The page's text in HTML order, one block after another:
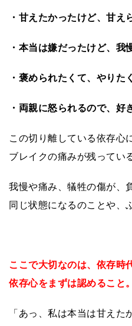
・甘えたかったけど、甘え
・本当は嫌だったけど、我
・褒められたくて、やり
・両親に怒られるので、
この切り離している依存心
ブレイクの痛みが残ってい
我慢や痛み、犠牲の傷が、
同じ状態になるのことや、
ここで大切なのは、依存時
依存心をまずは認めること。
「あっ、私は本当は甘えた